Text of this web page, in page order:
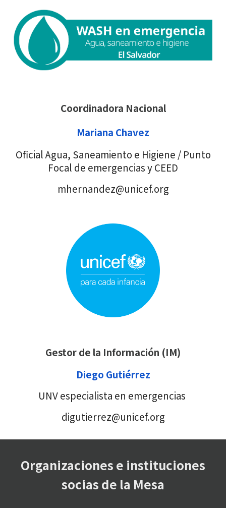
Coordinadora Nacional
Mariana Chavez
Oficial Agua, Saneamiento e Higiene / Punto
Focal de emergencias y CEED
mhernandez@unicef.org
Gestor de la Información (IM)
Diego Gutiérrez
UNV especialista en emergencias
digutierrez@unicef.org
Organizaciones e instituciones
socias de la Mesa